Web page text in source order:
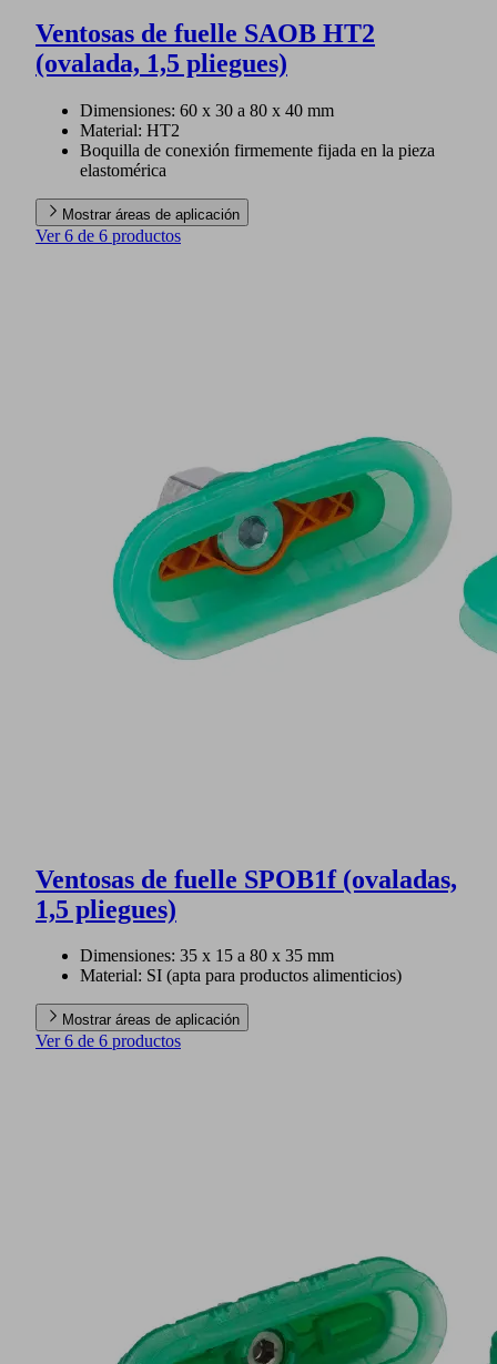
Ventosas de fuelle SAOB HT2
(ovalada, 1,5 pliegues)
Dimensiones: 60 x 30 a 80 x 40 mm
Material: HT2
Boquilla de conexión firmemente fijada en la pieza
elastomérica
Mostrar áreas de aplicación
Ver 6 de 6 productos
Ventosas de fuelle SPOB1f (ovaladas,
1,5 pliegues)
Dimensiones: 35 x 15 a 80 x 35 mm
Material: SI (apta para productos alimenticios)
Mostrar áreas de aplicación
Ver 6 de 6 productos